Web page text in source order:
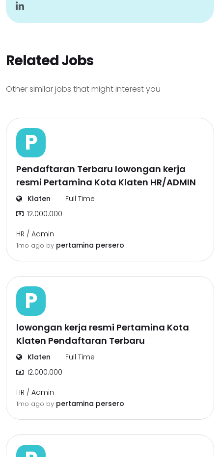
Related Jobs
Other similar jobs that might interest you
P
Pendaftaran Terbaru lowongan kerja
resmi Pertamina Kota Klaten HR/ADMIN
Klaten
Full Time
12.000.000
HR / Admin
1mo ago by pertamina persero
P
lowongan kerja resmi Pertamina Kota
Klaten Pendaftaran Terbaru
Klaten
Full Time
12.000.000
HR / Admin
1mo ago by pertamina persero